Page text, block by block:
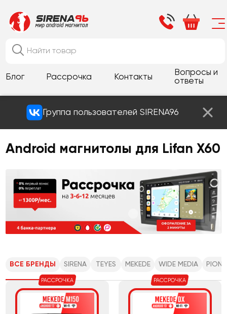
Блог Рассрочка Контакты
Вопросы и
ответы
Группа пользователей SIRENA96
Android магнитолы для Lifan X60
ВСЕ БРЕНДЫ SIRENA TEYES MEKEDE WIDE MEDIA
РАССРОЧКА РАССРОЧКА